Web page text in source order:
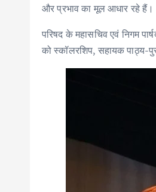
और प्रभाव का मूल आधार रहे हैं।
परिषद के महासचिव एवं निगम
को स्कॉलरशिप, सहायक पाठ्य-